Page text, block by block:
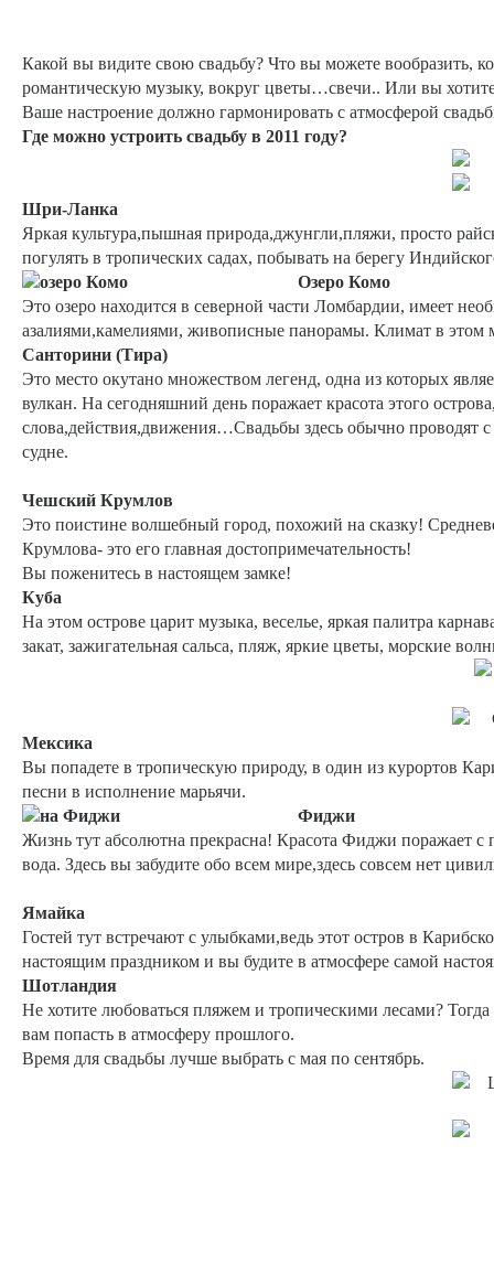
Какой вы видите свою свадьбу? Что вы можете вообразить,
романтическую музыку, вокруг цветы…свечи.. Или вы
Ваше настроение должно гармонировать с атмосферой
Где можно устроить свадьбу в 2011 году?
Шри-Ланка
Яркая культура,пышная природа,джунгли,пляжи, просто
погулять в тропических садах, побывать на берегу
Озеро Комо
Это озеро находится в северной части Ломбардии, имеет
азалиями,камелиями, живописные панорамы. Климат в этом
Санторини (Тира)
Это место окутано множеством легенд, одна из которых
вулкан. На сегодняшний день поражает красота этого
слова,действия,движения…Свадьбы здесь обычно проводят
судне.
Чешский Крумлов
Это поистине волшебный город, похожий на сказку!
Крумлова- это его главная достопримечательность!
Вы поженитесь в настоящем замке!
Куба
На этом острове царит музыка, веселье, яркая палитра
закат, зажигательная сальса, пляж, яркие цветы, морские
Мексика
Вы попадете в тропическую природу, в один из курортов
песни в исполнение марьячи.
Фиджи
Жизнь тут абсолютна прекрасна! Красота Фиджи поражает
вода. Здесь вы забудите обо всем мире,здесь совсем нет
Ямайка
Гостей тут встречают с улыбками,ведь этот остров в
настоящим праздником и вы будите в атмосфере самой
Шотландия
Не хотите любоваться пляжем и тропическими лесами?
вам попасть в атмосферу прошлого.
Время для свадьбы лучше выбрать с мая по сентябрь.